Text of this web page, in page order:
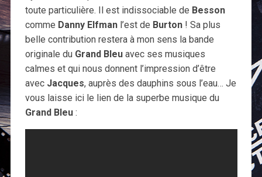
toute particulière. Il est indissociable de Besson
comme Danny Elfmanl’est de Burton! Sa plus
belle contribution restera à mon sens la bande
originale du Grand Bleuavec ses musiques
calmes et qui nous donnent l’impression d’être
avec Jacques, auprès des dauphins sous l’eau… Je
vous laisse ici le lien de la superbe musique du
Grand Bleu: